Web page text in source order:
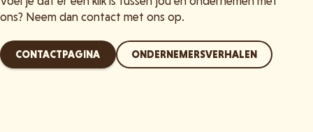
ons? Neem dan contact met ons op.
CONTACTPAGINA ONDERNEMERSVERHALEN